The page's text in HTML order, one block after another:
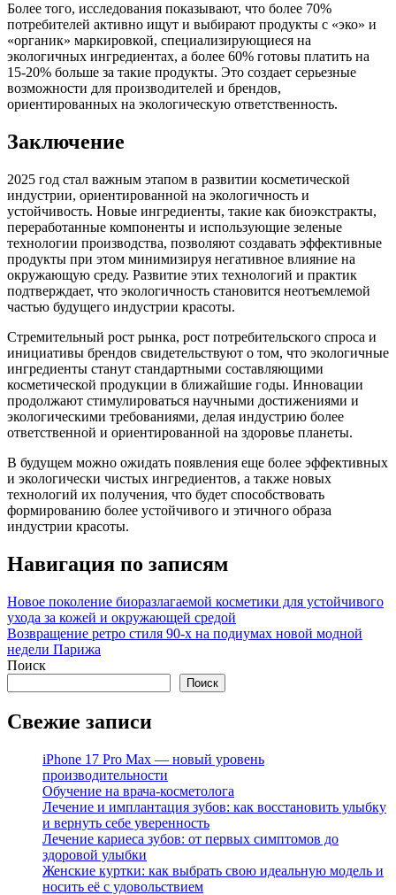
Более того, исследования показывают, что более 70%
потребителей активно ищут и выбирают продукты с «эко» и
«органик» маркировкой, специализирующиеся на
экологичных ингредиентах, а более 60% готовы платить на
15-20% больше за такие продукты. Это создает серьезные
возможности для производителей и брендов,
ориентированных на экологическую ответственность.
Заключение
2025 год стал важным этапом в развитии косметической
индустрии, ориентированной на экологичность и
устойчивость. Новые ингредиенты, такие как биоэкстракты,
переработанные компоненты и использующие зеленые
технологии производства, позволяют создавать эффективные
продукты при этом минимизируя негативное влияние на
окружающую среду. Развитие этих технологий и практик
подтверждает, что экологичность становится неотъемлемой
частью будущего индустрии красоты.
Стремительный рост рынка, рост потребительского спроса и
инициативы брендов свидетельствуют о том, что экологичные
ингредиенты станут стандартными составляющими
косметической продукции в ближайшие годы. Инновации
продолжают стимулироваться научными достижениями и
экологическими требованиями, делая индустрию более
ответственной и ориентированной на здоровье планеты.
В будущем можно ожидать появления еще более эффективных
и экологически чистых ингредиентов, а также новых
технологий их получения, что будет способствовать
формированию более устойчивого и этичного образа
индустрии красоты.
Навигация по записям
Новое поколение биоразлагаемой косметики для устойчивого
ухода за кожей и окружающей средой
Возвращение ретро стиля 90-х на подиумах новой модной
недели Парижа
Поиск
Поиск
Свежие записи
iPhone 17 Pro Max — новый уровень
производительности
Обучение на врача-косметолога
Лечение и имплантация зубов: как восстановить улыбку
и вернуть себе уверенность
Лечение кариеса зубов: от первых симптомов до
здоровой улыбки
Женские куртки: как выбрать свою идеальную модель и
носить её с удовольствием